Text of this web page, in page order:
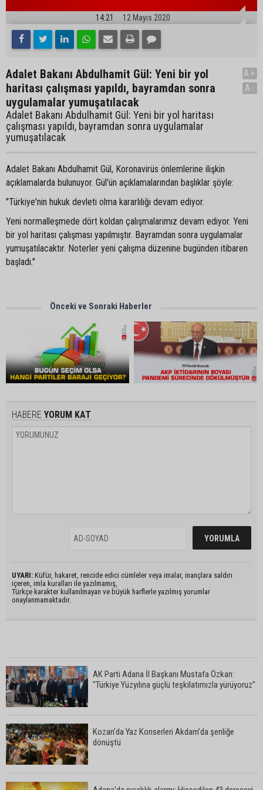
14:21 12 Mayıs 2020
Adalet Bakanı Abdulhamit Gül: Yeni bir yol
haritası çalışması yapıldı, bayramdan sonra
uygulamalar yumuşatılacak
Adalet Bakanı Abdulhamit Gül: Yeni bir yol haritası
çalışması yapıldı, bayramdan sonra uygulamalar
yumuşatılacak
A+
A-
Adalet Bakanı Abdulhamit Gül, Koronavirüs önlemlerine ilişkin
açıklamalarda bulunuyor. Gül'ün açıklamalarından başlıklar şöyle:
"Türkiye'nin hukuk devleti olma kararlılığı devam ediyor.
Yeni normalleşmede dört koldan çalışmalarımız devam ediyor. Yeni
bir yol haritası çalışması yapılmıştır. Bayramdan sonra uygulamalar
yumuşatılacaktır. Noterler yeni çalışma düzenine bugünden itibaren
başladı."
Önceki ve Sonraki Haberler
HABERE YORUM KAT
UYARI: Küfür, hakaret, rencide edici cümleler veya imalar, inançlara saldırı
içeren, imla kuralları ile yazılmamış,
Türkçe karakter kullanılmayan ve büyük harflerle yazılmış yorumlar
onaylanmamaktadır.
AK Parti Adana İl Başkanı Mustafa Özkan:
"Türkiye Yüzyılına güçlü teşkilatımızla yürüyoruz"
Kozan’da Yaz Konserleri Akdam’da şenliğe
dönüştü